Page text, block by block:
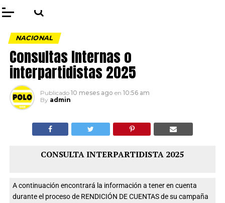
NACIONAL
Consultas Internas o
interpartidistas 2025
Publicado 10 meses ago en 10:56 am
By admin
CONSULTA INTERPARTIDISTA 2025
A continuación encontrará la información a tener en cuenta
durante el proceso de RENDICIÓN DE CUENTAS de su campaña